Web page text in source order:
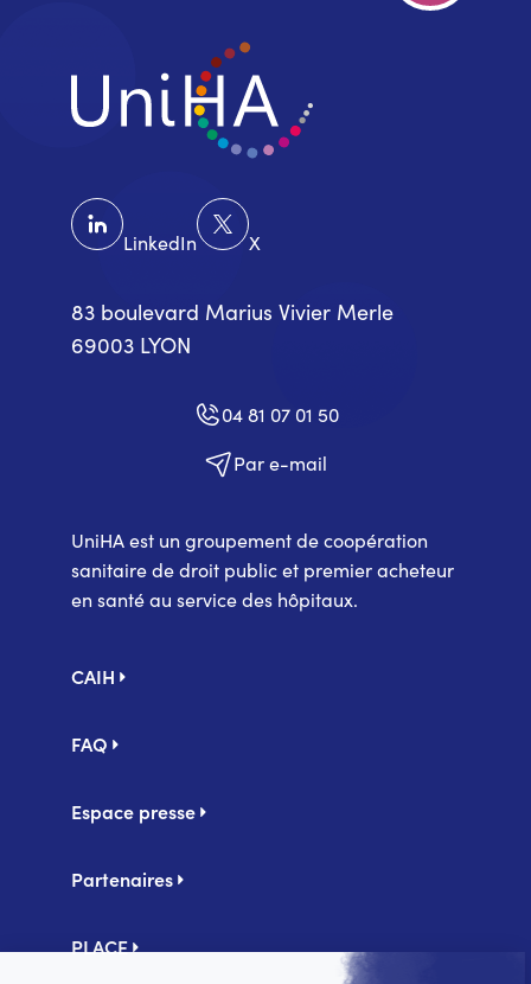
LinkedIn X
83 boulevard Marius Vivier Merle
69003 LYON
04 81 07 01 50
Par e-mail
UniHA est un groupement de coopération
sanitaire de droit public et premier acheteur
en santé au service des hôpitaux.
de
CAIH
FAQ
Espace presse
Partenaires
PLACE